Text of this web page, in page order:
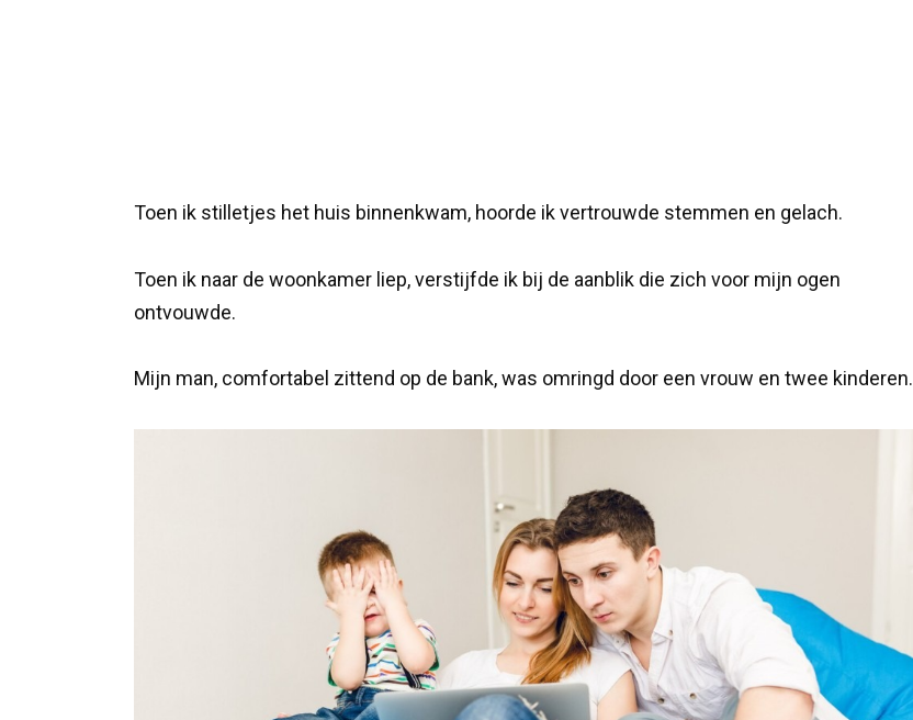
Toen ik stilletjes het huis binnenkwam, hoorde ik vertrouwde stemmen en gelach.
Toen ik naar de woonkamer liep, verstijfde ik bij de aanblik die zich voor mijn ogen
ontvouwde.
Mijn man, comfortabel zittend op de bank, was omringd door een vrouw en twee kinderen.